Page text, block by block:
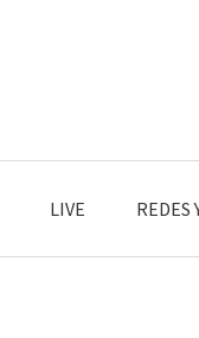
LIVE REDES